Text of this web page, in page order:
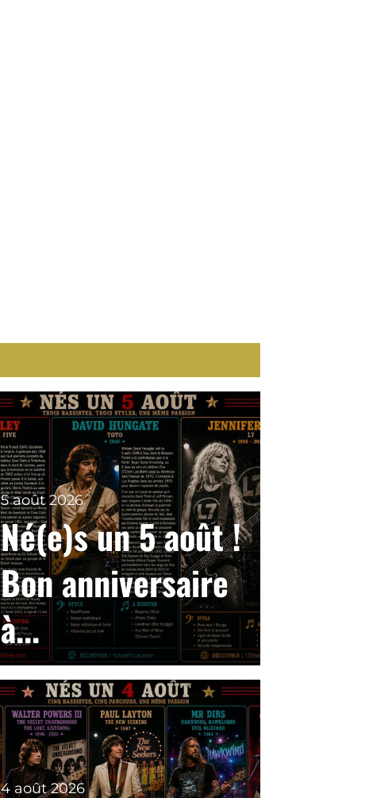
Né(e)s un 5 août !
Bon anniversaire
à...
5 août 2026
4 août 2026